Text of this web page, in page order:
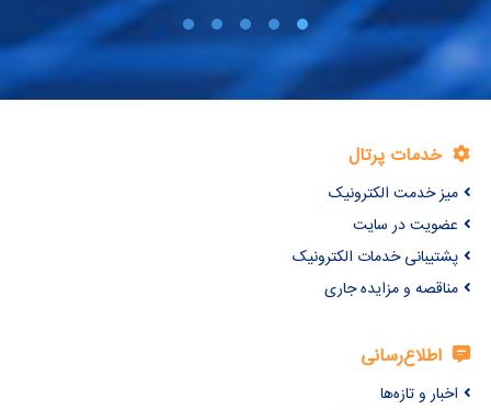
خدمات پرتال
میز خدمت الکترونیک
عضویت در سایت
پشتیبانی خدمات الکترونیک
مناقصه و مزایده جاری
اطلاع‌رسانی
اخبار و تازه‌ها